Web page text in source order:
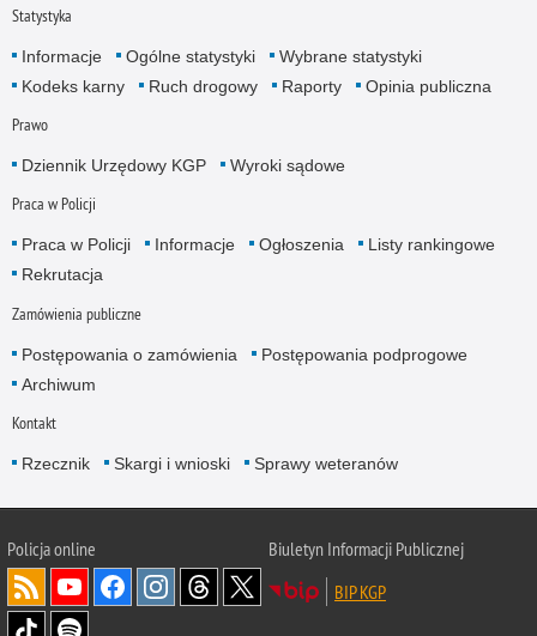
Statystyka
Informacje Ogólne statystyki
Wybrane statystyki
Kodeks karny
Ruch drogowy Raporty Opinia publiczna
Prawo
Dziennik Urzędowy KGP Wyroki sądowe
Praca w Policji
Praca w Policji Informacje Ogłoszenia
Listy rankingowe
Rekrutacja
Zamówienia publiczne
Postępowania o zamówienia
Postępowania podprogowe
Archiwum
Kontakt
Rzecznik Skargi i wnioski Sprawy weteranów
Policjaonline
Biuletyn Informacji Publicznej
BIP KGP